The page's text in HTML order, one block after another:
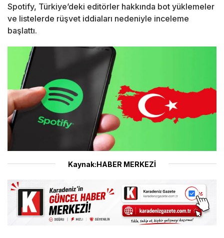
Spotify, Türkiye’deki editörler hakkında bot yüklemeler
ve listelerde rüşvet iddiaları nedeniyle inceleme
başlattı.
Kaynak:HABER MERKEZİ